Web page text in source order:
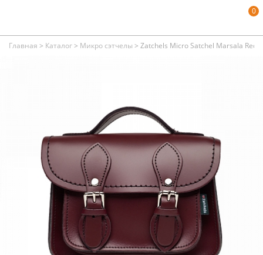
0
Главная > Каталог> Микро сэтчелы > Zatchels Micro Satchel Marsala Red